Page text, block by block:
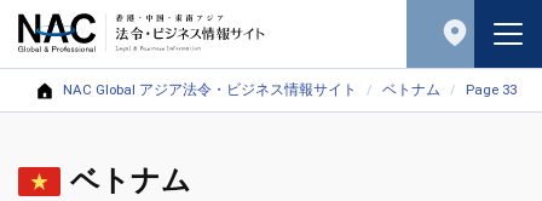
NAC Global アジア法令・ビジネス情報サイト ベトナム Page 33
ベトナム